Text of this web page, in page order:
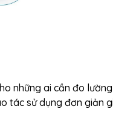
những ai cần đo
tác sử dụng đơn giản